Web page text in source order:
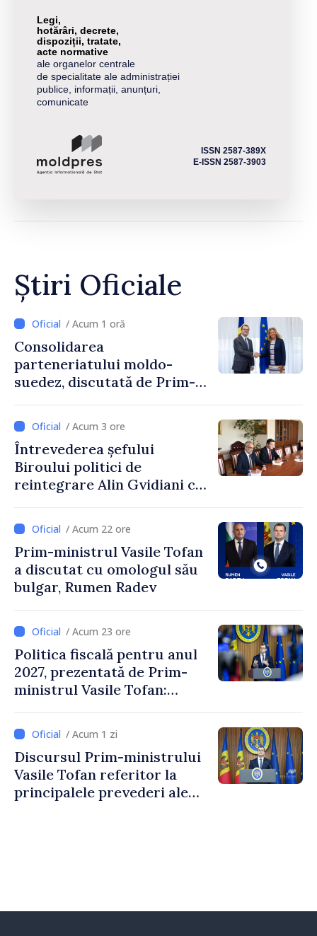
Legi,
hotărâri, decrete,
dispoziții, tratate,
acte normative
ale organelor centrale
de specialitate ale administrației
publice, informații, anunțuri,
comunicate
ISSN 2587-389X
E-ISSN 2587-3903
Știri Oficiale
/ Acum 1 oră
Consolidarea
parteneriatului moldo-
suedez, discutată de Prim-
Ambasadoarea Suediei,
Petra Lärke/ Acum 3 ore
Întrevederea șefului
Biroului politici de
reintegrare Alin Gvidiani cu
Comitetului Internațional al
Crucii Roșii în Moldova
/ Acum 22 ore
Prim-ministrul Vasile Tofan
a discutat cu omologul său
bulgar, Rumen Radev
/ Acum 23 ore
Politica fiscală pentru anul
2027, prezentată de Prim-
ministrul Vasile Tofan:
stimularea investițiilor și o
taxare mai echitabilă
/ Acum 1 zi
Discursul Prim-ministrului
Vasile Tofan referitor la
principalele prevederi ale